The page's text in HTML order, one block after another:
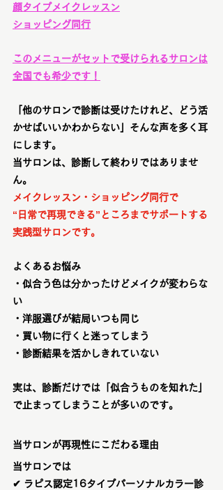
顔タイプメイクレッスン
ショッピング同行
このメニューがセットで受けられるサロンは
全国でも希少です！
「他のサロンで診断は受けたけれど、どう活
かせばいいかわからない」そんな声を多く耳
にします。
当サロンは、診断して終わりではありませ
ん。
メイクレッスン・ショッピング同行で
“日常で再現できる”ところまでサポートする
実践型サロンです。
よくあるお悩み
・似合う色は分かったけどメイクが変わらな
い
・洋服選びが結局いつも同じ
・買い物に行くと迷ってしまう
・診断結果を活かしきれていない
実は、診断だけでは「似合うものを知れた」
で止まってしまうことが多いのです。
当サロンが再現性にこだわる理由
当サロンでは
✔ ラピス認定16タイプパーソナルカラー診